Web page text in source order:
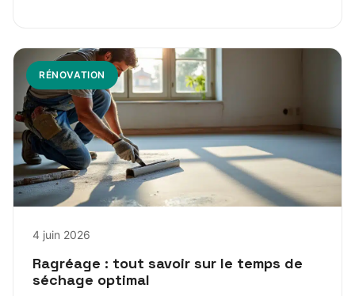
RÉNOVATION
4 juin 2026
Ragréage : tout savoir sur le temps de
séchage optimal